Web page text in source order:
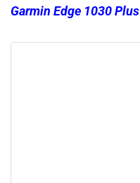
Garmin Edge 1030 Plus